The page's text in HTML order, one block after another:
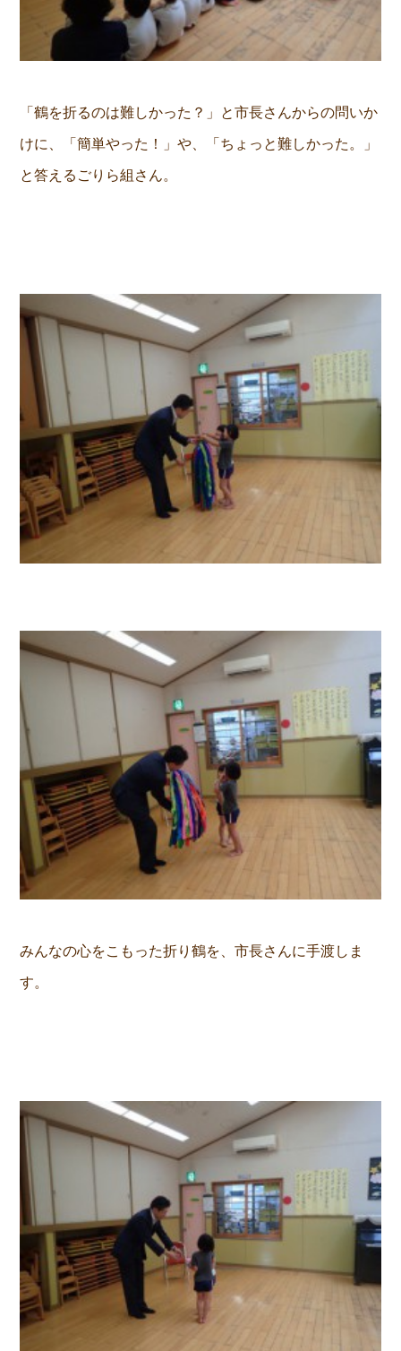
「鶴を折るのは難しかった？」と市長さんからの問いか
けに、「簡単やった！」や、「ちょっと難しかった。」
と答えるごりら組さん。
みんなの心をこもった折り鶴を、市長さんに手渡しま
す。